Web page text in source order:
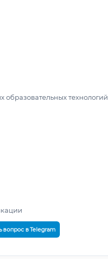
технологий
вопрос в Telegram